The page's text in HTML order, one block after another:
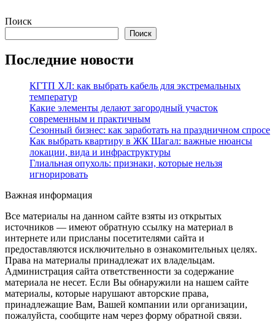
Поиск
Поиск
Последние новости
КГТП ХЛ: как выбрать кабель для экстремальных
температур
Какие элементы делают загородный участок
современным и практичным
Сезонный бизнес: как заработать на праздничном спросе
Как выбрать квартиру в ЖК Шагал: важные нюансы
локации, вида и инфраструктуры
Глиальная опухоль: признаки, которые нельзя
игнорировать
Важная информация
Все материалы на данном сайте взяты из открытых
источников — имеют обратную ссылку на материал в
интернете или присланы посетителями сайта и
предоставляются исключительно в ознакомительных целях.
Права на материалы принадлежат их владельцам.
Администрация сайта ответственности за содержание
материала не несет. Если Вы обнаружили на нашем сайте
материалы, которые нарушают авторские права,
принадлежащие Вам, Вашей компании или организации,
пожалуйста, сообщите нам через форму обратной связи.